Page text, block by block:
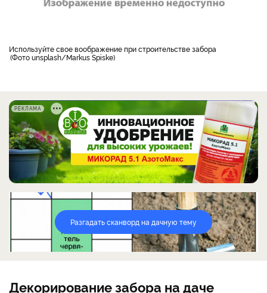
используйте свое воображение при строительстве забора
Фото unsplash/Markus Spiske
РЕКЛАМА
Разгадать сканворд на дачную тему
Декорирование забора на даче